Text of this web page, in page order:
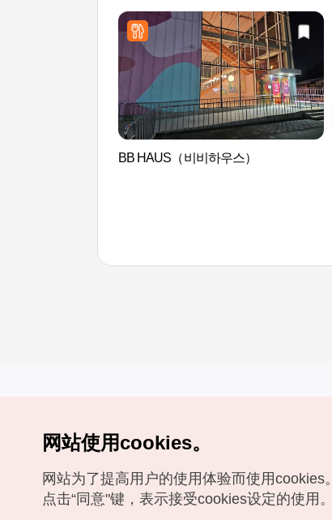
BB HAUS（비비하우스）
如有相关疑问或建议，欢迎来信。VISITKOREA官方邮箱
chnsim@knto.or.kr
网站使用cookies。
网站为了提高用户的使用体验而使用cookies。
点击“同意"键，表示接受cookies设定的使用。